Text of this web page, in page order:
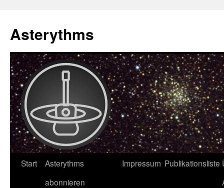
Asterythms
Zum
Start
Asterythms
abonnieren
Impressum Publikationsliste